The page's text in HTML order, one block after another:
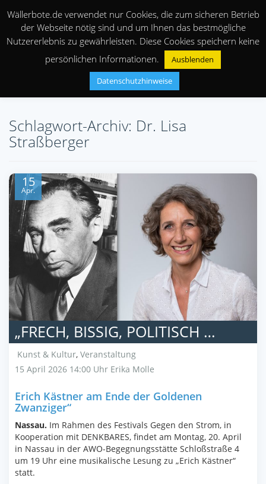
Schlagwort-Archiv: Dr. Lisa
Straßberger
15
Apr.
„FRECH, BISSIG, POLITISCH …
Kunst & Kultur, Veranstaltung
15 April 2026 14:00 Uhr Erika Molle
Erich Kästner am Ende der Goldenen
Zwanziger“
Nassau. Im Rahmen des Festivals Gegen den Strom, in
Kooperation mit DENKBARES, findet am Montag, 20. April
in Nassau in der AWO-Begegnungsstätte Schloßstraße 4
um 19 Uhr eine musikalische Lesung zu „Erich Kästner“
statt.
Wällerbote.de verwendet nur Cookies, die zum sicheren Betrieb
der Webseite nötig sind und um Ihnen das bestmögliche
Nutzererlebnis zu gewährleisten. Diese Cookies speichern keine
persönlichen Informationen.
Ausblenden
Datenschutzhinweise